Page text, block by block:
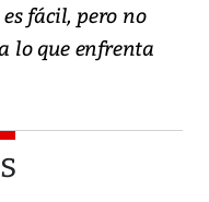
fácil, pero no
lo que enfrenta